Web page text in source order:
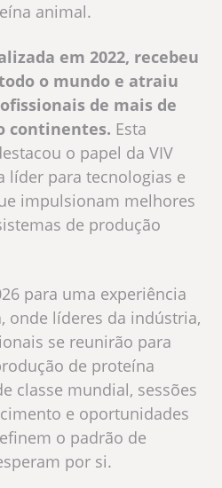
animal.
em 2022, recebeu
o mundo e atraiu
de mais de
continentes. Esta
o papel da VIV
líder para tecnologias e
impulsionam melhores
de produção
para uma experiência
onde líderes da indústria,
se reunirão para
de proteína
classe mundial, sessões
e oportunidades
o padrão de
por si.